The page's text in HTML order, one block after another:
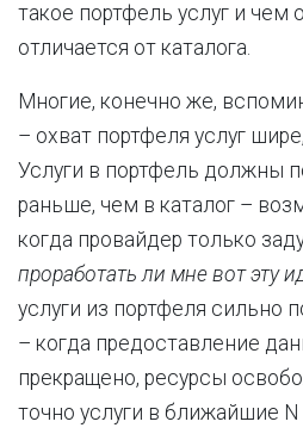
такое портфель услуг и чем
отличается от каталога.
Многие, конечно же,
– охват портфеля услуг
Услуги в портфель должны
раньше, чем в каталог –
когда провайдер только
проработать ли мне вот эту
услуги из портфеля сильно
– когда предоставление
прекращено, ресурсы
точно услуги в ближайшие